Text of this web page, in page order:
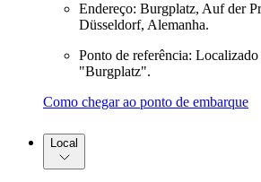
Endereço: Burgplatz, Auf der
Düsseldorf, Alemanha.
Ponto de referência:
"Burgplatz".
Como chegar ao ponto de embarque
Local